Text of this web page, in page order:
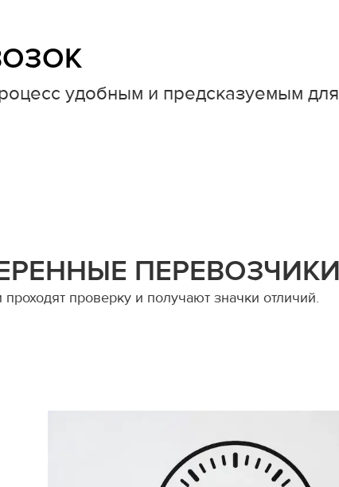
удобным и предсказуемым для
ПЕРЕВОЗЧИКИ
проверку и получают значки отличий.